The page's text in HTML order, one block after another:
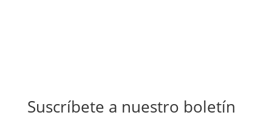
Suscríbete a nuestro boletín